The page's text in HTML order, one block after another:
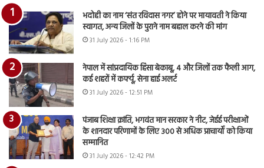
भदोही का नाम ‘संत रविदास नगर’ होने पर मायावती ने किया
स्वागत, अन्य जिलों के पुराने नाम बहाल करने की मांग
31 July 2026 - 1:16 PM
नेपाल में सांप्रदायिक हिंसा बेकाबू, 4 और जिलों तक फैली आग,
कई शहरों में कर्फ्यू, सेना हाई अलर्ट
31 July 2026 - 12:51 PM
पंजाब शिक्षा क्रांति, भगवंत मान सरकार ने नीट, जेईई परीक्षाओं
के शानदार परिणामों के लिए 300 से अधिक प्राचार्यों को किया
सम्मानित
31 July 2026 - 12:42 PM